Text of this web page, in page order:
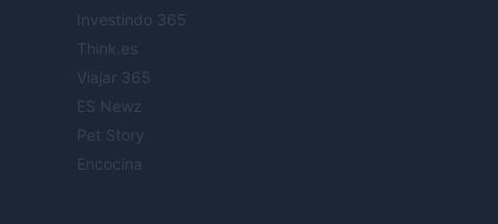
Investindo 365
Think.es
Viajar 365
ES Newz
Pet Story
Encocina